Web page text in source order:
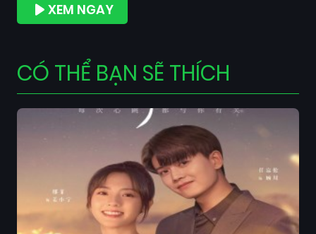
XEM NGAY
CÓ THỂ BẠN SẼ THÍCH